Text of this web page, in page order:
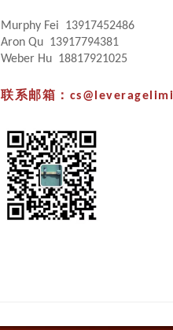
Murphy Fei 13917452486
Aron Qu 13917794381
Weber Hu 18817921025
联系邮箱：